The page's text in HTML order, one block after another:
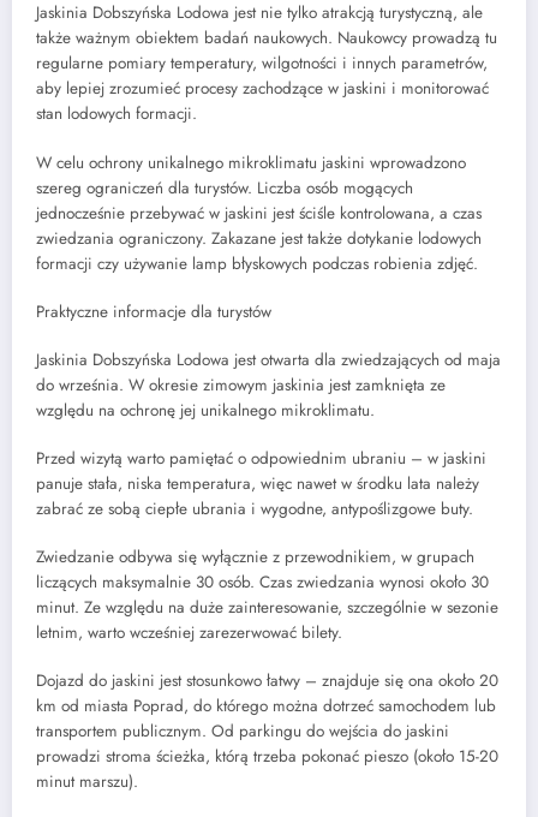
Jaskinia Dobszyńska Lodowa jest nie tylko atrakcją turystyczną, ale
także ważnym obiektem badań naukowych. Naukowcy prowadzą tu
regularne pomiary temperatury, wilgotności i innych parametrów,
aby lepiej zrozumieć procesy zachodzące w jaskini i monitorować
stan lodowych formacji.
W celu ochrony unikalnego mikroklimatu jaskini wprowadzono
szereg ograniczeń dla turystów. Liczba osób mogących
jednocześnie przebywać w jaskini jest ściśle kontrolowana, a czas
zwiedzania ograniczony. Zakazane jest także dotykanie lodowych
formacji czy używanie lamp błyskowych podczas robienia zdjęć.
Praktyczne informacje dla turystów
Jaskinia Dobszyńska Lodowa jest otwarta dla zwiedzających od maja
do września. W okresie zimowym jaskinia jest zamknięta ze
względu na ochronę jej unikalnego mikroklimatu.
Przed wizytą warto pamiętać o odpowiednim ubraniu – w jaskini
panuje stała, niska temperatura, więc nawet w środku lata należy
zabrać ze sobą ciepłe ubrania i wygodne, antypoślizgowe buty.
Zwiedzanie odbywa się wyłącznie z przewodnikiem, w grupach
liczących maksymalnie 30 osób. Czas zwiedzania wynosi około 30
minut. Ze względu na duże zainteresowanie, szczególnie w sezonie
letnim, warto wcześniej zarezerwować bilety.
Dojazd do jaskini jest stosunkowo łatwy – znajduje się ona około 20
km od miasta Poprad, do którego można dotrzeć samochodem lub
transportem publicznym. Od parkingu do wejścia do jaskini
prowadzi stroma ścieżka, którą trzeba pokonać pieszo (około 15-20
minut marszu).